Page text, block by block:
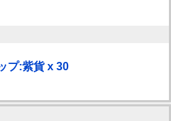
プ:紫貨 x 30